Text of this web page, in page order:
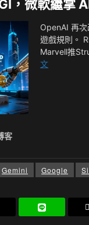
Gemini Google